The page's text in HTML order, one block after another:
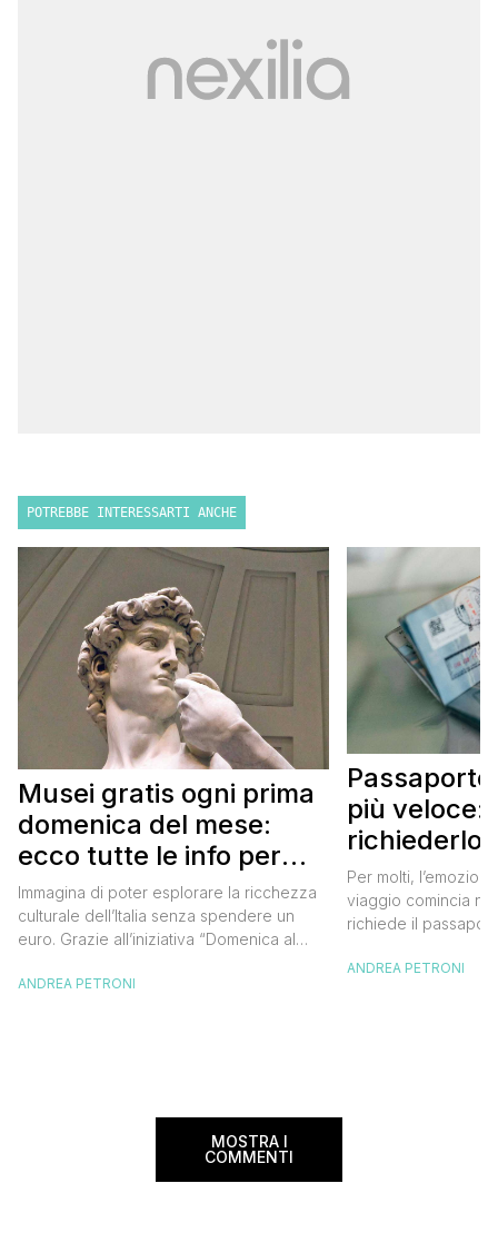
POTREBBE INTERESSARTI ANCHE
Musei gratis ogni prima
domenica del mese:
ecco tutte le info per
approfittarne
Immagina di poter esplorare la ricchezza
culturale dell’Italia senza spendere un
euro. Grazie all’iniziativa “Domenica al
mano. Ogni prima domenica del mese, tutti
ANDREA PETRONI
più veloce:
richiederlo
Per molti,
viaggio comincia
richiede il
ottenimento di
ANDREA PETRONI
MOSTRA I
COMMENTI